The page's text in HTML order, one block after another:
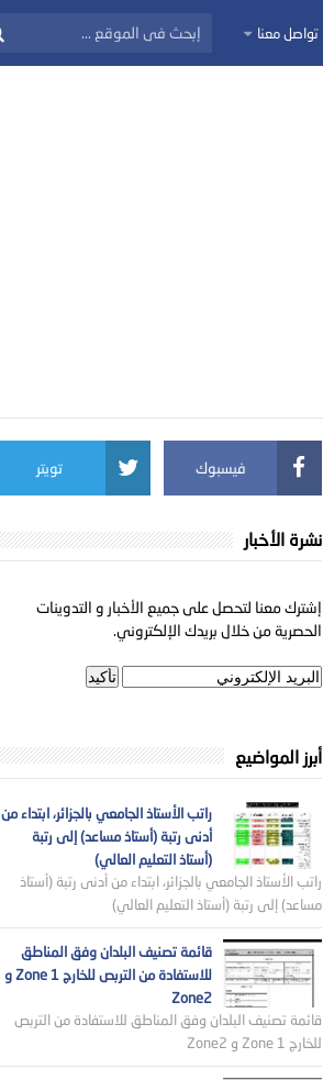
تواصل معنا
فيسبوك تويتر
نشرة الأخبار
إشترك معنا لتحصل على جميع الأخبار و التدوينات
الحصرية من خلال بريدك الإلكتروني.
أبرز المواضيع
راتب الأستاذ الجامعي بالجزائر، ابتداء من
أدنى رتبة (أستاذ مساعد) إلى رتبة
(أستاذ التعليم العالي)
راتب الأستاذ الجامعي بالجزائر، ابتداء من أدنى رتبة (أستاذ
مساعد) إلى رتبة (أستاذ التعليم العالي)
قائمة تصنيف البلدان وفق المناطق
للاستفادة من التربص للخارج Zone 1 و
Zone2
قائمة تصنيف البلدان وفق المناطق للاستفادة من التربص
للخارج Zone 1 و Zone2